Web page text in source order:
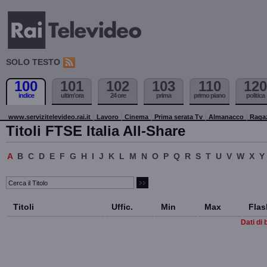
SOLO TESTO
100
indice
101
ultim'ora
102
24 ore
103
prima
110
primo piano
120
politica
www.servizitelevideo.rai.it Lavoro Cinema Prima serata Tv Almanacco
Titoli FTSE Italia All-Share
A B C D E F G H I J K L M N O P Q R S T U V W X Y
Titoli Uffic. Min Max
Dati di